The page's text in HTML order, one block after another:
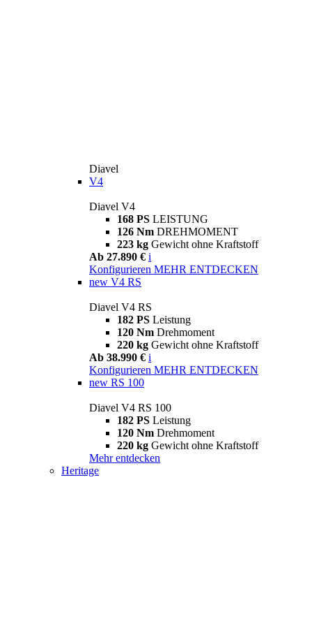
Diavel
V4
Diavel V4
168 PS LEISTUNG
126 Nm DREHMOMENT
223 kg Gewicht ohne Kraftstoff
Ab 27.890 € i
Konfigurieren MEHR ENTDECKEN
new V4 RS
Diavel V4 RS
182 PS Leistung
120 Nm Drehmoment
220 kg Gewicht ohne Kraftstoff
Ab 38.990 € i
Konfigurieren MEHR ENTDECKEN
new RS 100
Diavel V4 RS 100
182 PS Leistung
120 Nm Drehmoment
220 kg Gewicht ohne Kraftstoff
Mehr entdecken
Heritage